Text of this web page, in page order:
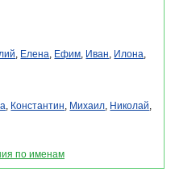
, Елена, Ефим, Иван, Илона,
, Константин, Михаил, Николай,
по именам